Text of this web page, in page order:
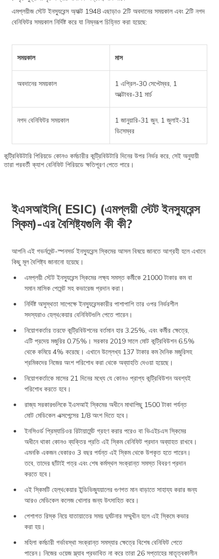
এমপ্লয়ীজ স্টেট ইনস্যুরেন্স অ্যাক্ট 1948 এছাড়াও 2টি অবদানের সময়কাল এবং 2টি নগদ
বেনিফিটর সময়কাল নির্দিষ্ট করে যা নিম্নরূপ চিহ্নিত করা হয়েছে:
সময়কাল মাস
অবদানের সময়কাল
1 এপ্রিল-30 সেপ্টেম্বর, 1
অক্টোবর-31 মার্চ
নগদ বেনিফিটর সময়কাল
1 জানুয়ারি-31 জুন, 1 জুলাই-31
ডিসেম্বর
কন্ট্রিবিউটারি পিরিয়ডে কোনও কর্মচারীর কন্ট্রিবিউটারি দিনের উপর নির্ভর করে, সেই অনুযায়ী
তারা পরবর্তী ক্যাশ বেনিফিট পিরিয়ডে ক্ষতিপূরণ পেতে পারে।
ইএসআইসি( ESIC) (এমপ্লয়ী স্টেট ইনস্যুরেন্স
স্কিম)-এর বৈশিষ্ট্যগুলি কী কী?
আপনি এই গভর্নমেন্ট-স্পনসর্ড ইনস্যুরেন্স স্কিমের আসল বিষয়ে জানতে আগ্রহী হলে এখানে
কিছু মূল বৈশিষ্ট্য জানানো হয়েছে।
এমপ্লয়ী স্টেট ইনস্যুরেন্স স্কিমের লক্ষ্য সমস্ত কর্মীকে 21000 টাকার কম বা
সমান মাসিক পেমেন্ট সহ কভারেজ প্রদান করা।
নির্দিষ্ট অসুস্থতা সাপেক্ষে ইনস্যুরেন্সকারীর পাশাপাশি তার ওপর নির্ভরশীল
সদস্যরাও হেল্থ‌কেয়ার বেনিফিটগুলি পেতে পারেন।
নিয়োগকর্তার তরফে কন্ট্রিবিউশনের বর্তমান হার 3.25%, এবং কর্মীর ক্ষেত্রে,
এটি প্রদেয় মজুরির 0.75%। সরকার 2019 সালে মোট কন্ট্রিবিউশন 6.5%
থেকে কমিয়ে 4% করেছে। এখানে উল্লেখ্য 137 টাকার কম দৈনিক মজুরিসহ
শ্রমিকদের নিজের অংশ পরিশোধ করা থেকে অব্যাহতি দেওয়া হয়েছে।
নিয়োগকর্তাকে মাসের 21 দিনের মধ্যে যে কোনও প্রাপ্য কন্ট্রিবিউশন অবশ্যই
পরিশোধ করতে হবে।
রাজ্য সরকারগুলিকে ইএসআই স্কিমের অধীনে মাথাপিছু 1500 টাকা পর্যন্ত
মোট মেডিকেল এক্সপেন্সের 1/8 অংশ দিতে হবে।
ইনসিওর্ড প্রিম্যাচিওর রিটায়ার্মেন্ট গ্রহণ করার পরেও বা ভিএইচএস স্কিমের
অধীনে থাকা কোনও ব্যক্তির প্রতি এই স্কিম বেনিফিট প্রদান অব্যাহত রাখবে।
এমনকি একজন বেকারও 3 বছর পর্যন্ত এই স্কিম থেকে উপকৃত হতে পারেন।
তবে, তাদের ছাঁটাই পত্র এবং শেষ কর্মস্থল সংক্রান্ত সমস্ত বিবরণ প্রদান
করতে হবে।
এই স্কিমটি হেল্থ‌কেয়ার ইন্ডিভিজ্যুয়ালের গুণগত মান বাড়াতে সাহায্য করার জন্য
আরও মেডিকেল কলেজ খোলার জন্য উৎসাহিত করে।
পেশাগত রিস্ক নিয়ে যাতায়াতের সময় দুর্ঘটনার সম্মুখীন হলে এই স্কিমে কভার
করা হয়।
মহিলা কর্মচারী গর্ভাবস্থা সংক্রান্ত সমস্যার ক্ষেত্রে বিশেষ বেনিফিট পেতে
পারেন। নিজের ওয়েজ স্ল্যাব প্রভাবিত না করে তারা 26 সপ্তাহের মাতৃত্বকালীন